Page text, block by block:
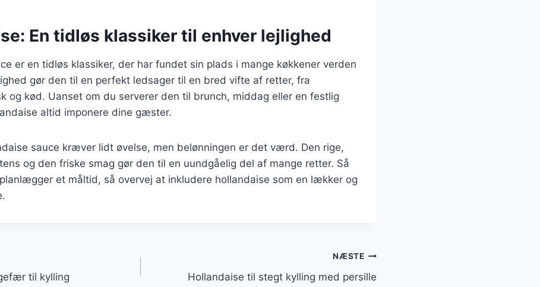
En tidløs klassiker til enhver lejlighed
er en tidløs klassiker, der har fundet sin plads i mange køkkener verden
gør den til en perfekt ledsager til en bred vifte af retter, fra
og kød. Uanset om du serverer den til brunch, middag eller en festlig
altid imponere dine gæster.
sauce kræver lidt øvelse, men belønningen er det værd. Den rige,
og den friske smag gør den til en uundgåelig del af mange retter. Så
et måltid, så overvej at inkludere hollandaise som en lækker og
til kylling
NÆSTE
Hollandaise til stegt kylling med persille